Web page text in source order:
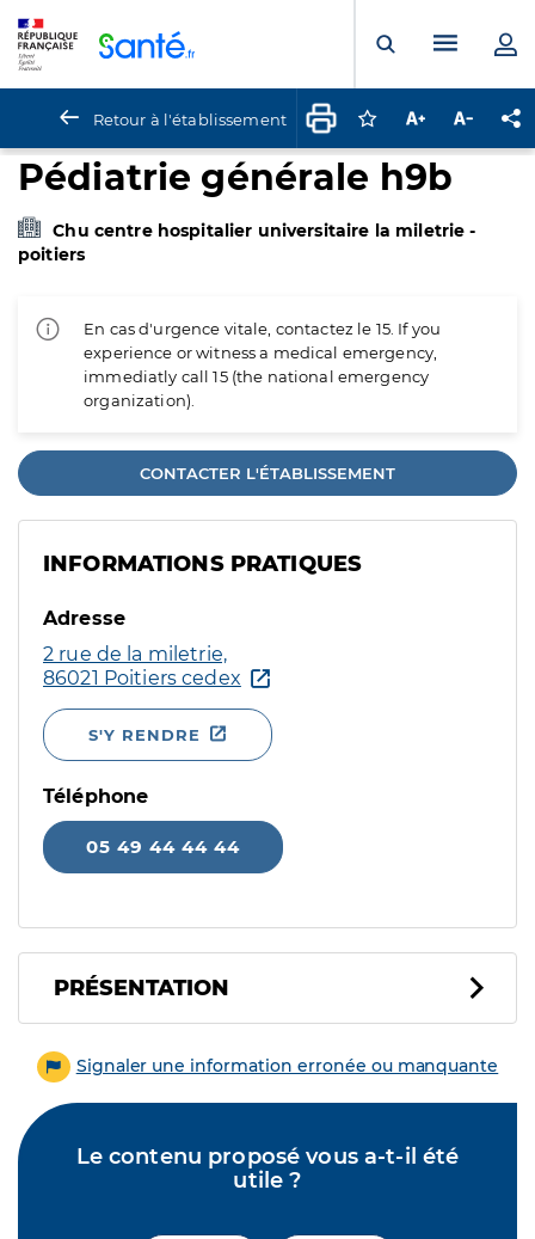
Ouvrir laMenu
Retour à l'établissement Connectez-vous
Augmenter la
Pédiatrie générale h9b
Chu centre hospitalier universitaire la miletrie -
poitiers
En cas d'urgence vitale, contactez le 15. If you
experience or witness a medical emergency,
immediatly call 15 (the national emergency
organization).
CONTACTER L'ÉTABLISSEMENT
INFORMATIONS PRATIQUES
Adresse
2 rue de la miletrie,
86021 Poitiers cedex
S'Y RENDRE
Téléphone
05 49 44 44 44
PRÉSENTATION
Signaler une information erronée ou manquante
Le contenu proposé vous a-t-il été
utile ?